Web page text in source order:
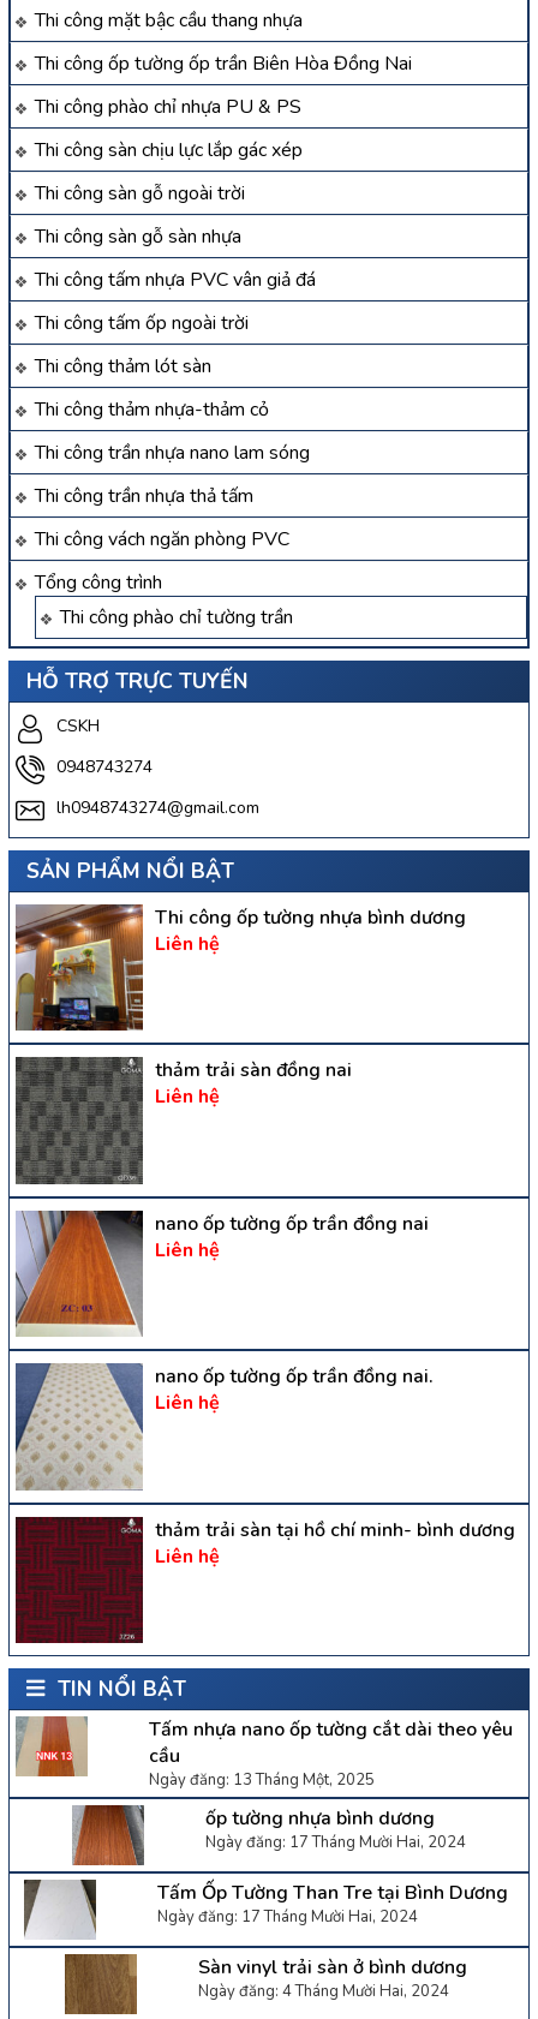
Thi công mặt bậc cầu thang nhựa
Thi công ốp tường ốp trần Biên Hòa Đồng Nai
Thi công phào chỉ nhựa PU & PS
Thi công sàn chịu lực lắp gác xép
Thi công sàn gỗ ngoài trời
Thi công sàn gỗ sàn nhựa
Thi công tấm nhựa PVC vân giả đá
Thi công tấm ốp ngoài trời
Thi công thảm lót sàn
Thi công thảm nhựa-thảm cỏ
Thi công trần nhựa nano lam sóng
Thi công trần nhựa thả tấm
Thi công vách ngăn phòng PVC
Tổng công trình
Thi công phào chỉ tường trần
HỖ TRỢ TRỰC TUYẾN
CSKH
0948743274
lh0948743274@gmail.com
SẢN PHẨM NỔI BẬT
Thi công ốp tường nhựa bình dương
Liên hệ
thảm trải sàn đồng nai
Liên hệ
nano ốp tường ốp trần đồng nai
Liên hệ
nano ốp tường ốp trần đồng nai.
Liên hệ
thảm trải sàn tại hồ chí minh- bình dương
Liên hệ
TIN NỔI BẬT
Tấm nhựa nano ốp tường cắt dài theo yêu
cầu
Ngày đăng: 13 Tháng Một, 2025
ốp tường nhựa bình dương
Ngày đăng: 17 Tháng Mười Hai, 2024
Tấm Ốp Tường Than Tre tại Bình Dương
Ngày đăng: 17 Tháng Mười Hai, 2024
Sàn vinyl trải sàn ở bình dương
Ngày đăng: 4 Tháng Mười Hai, 2024